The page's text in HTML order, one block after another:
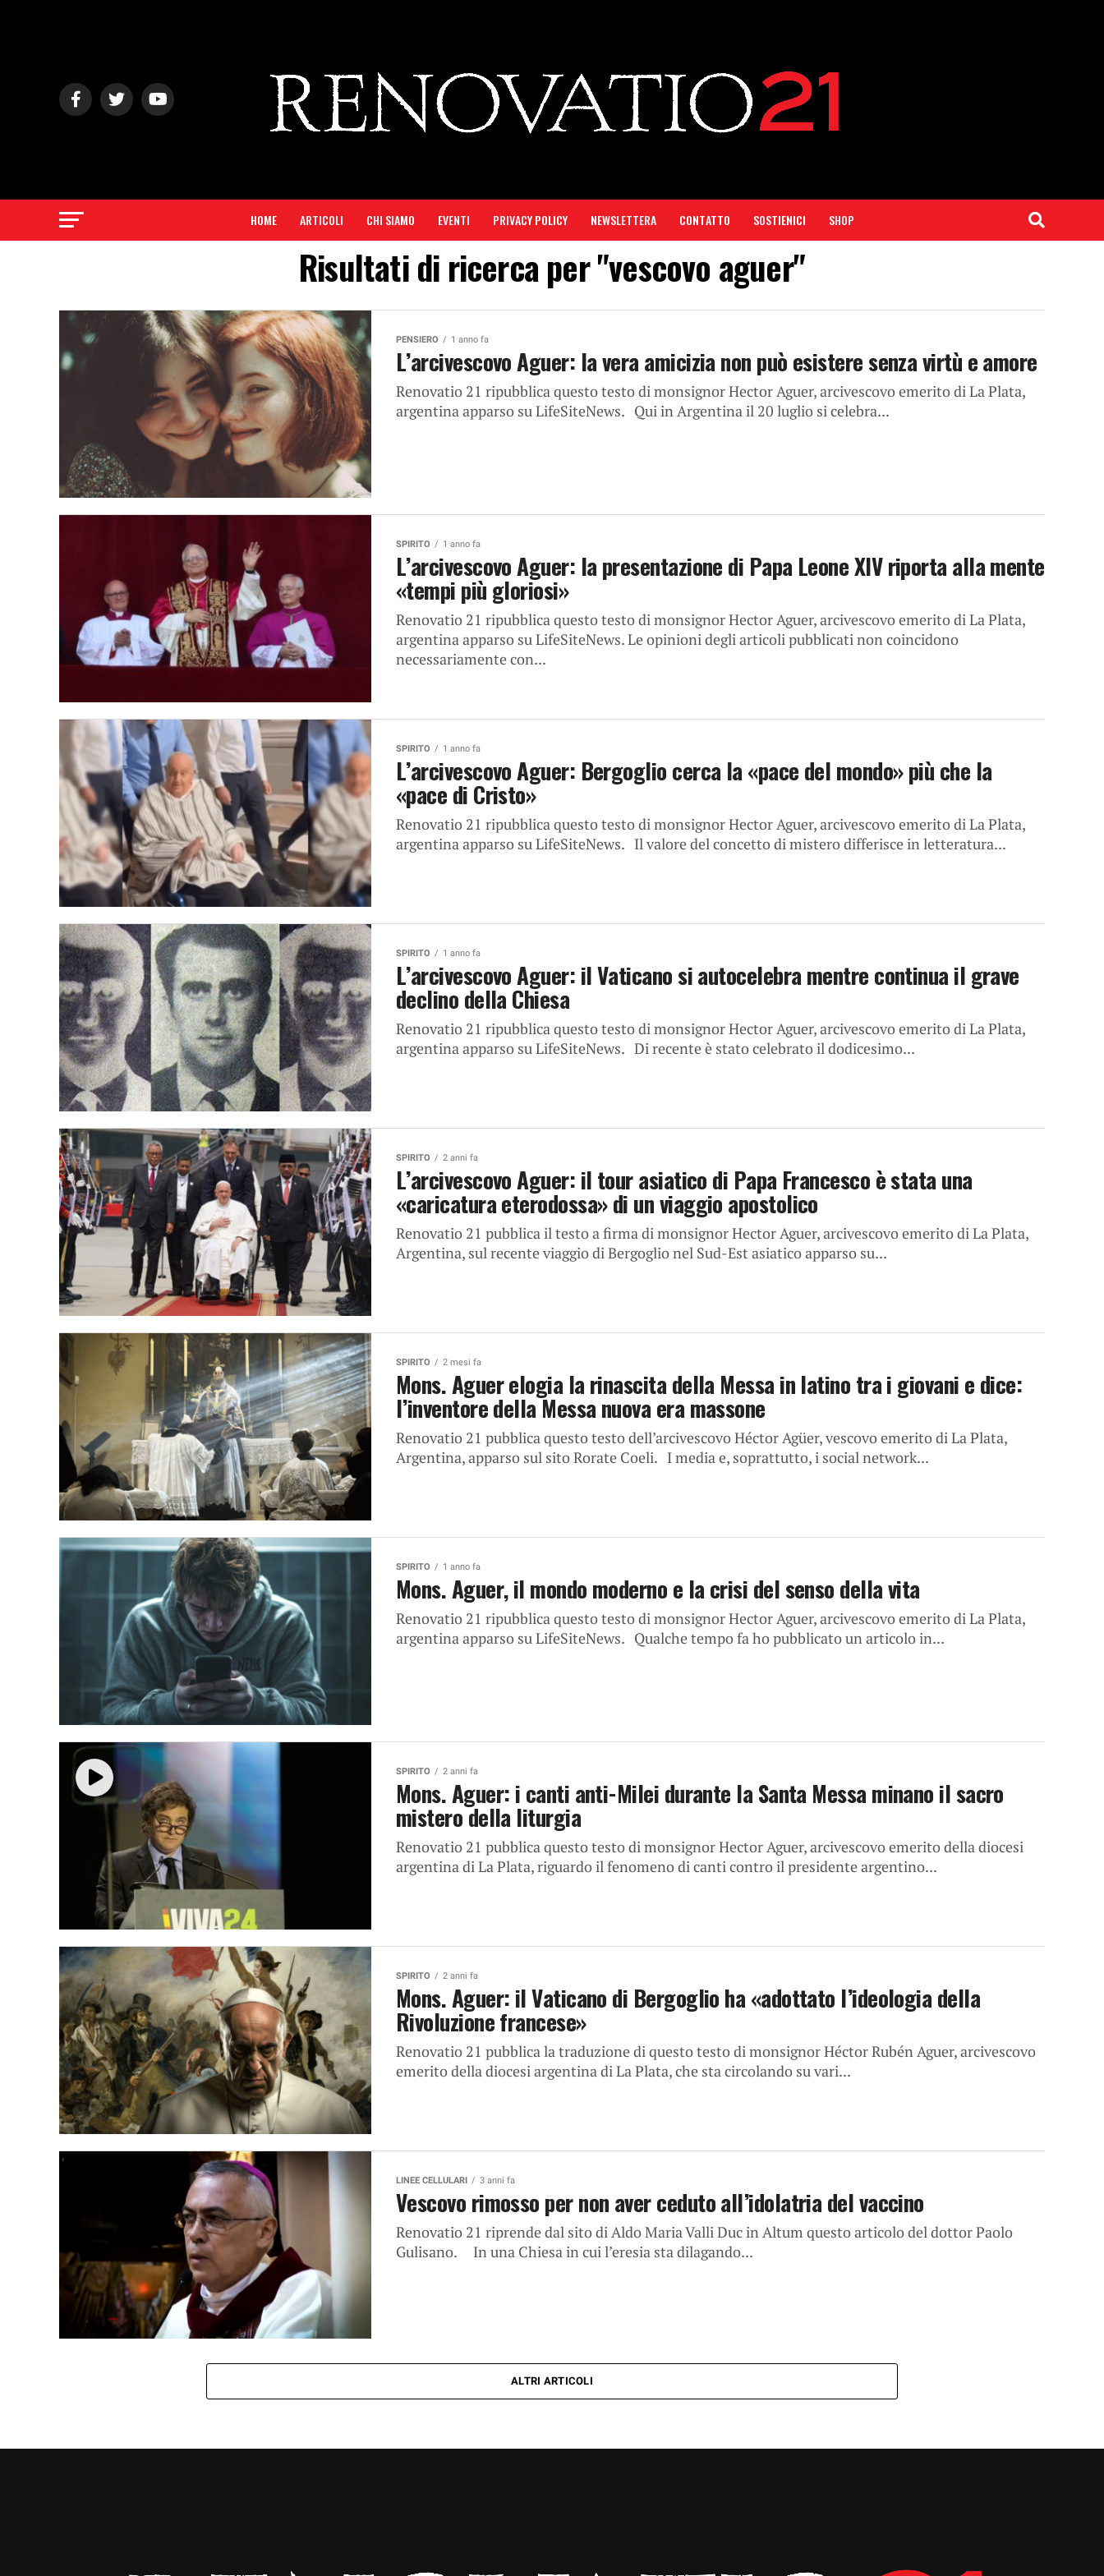
HOME ARTICOLI CHI SIAMO EVENTI PRIVACY POLICY NEWSLETTERA CONTATTO SOSTIENICI SHOP
Risultati di ricerca per "vescovo aguer"
PENSIERO 1 anno fa
L’arcivescovo Aguer: la vera amicizia non può esistere senza virtù e amore
Renovatio 21 ripubblica questo testo di monsignor Hector Aguer, arcivescovo emerito di La Plata,
argentina apparso su LifeSiteNews. Qui in Argentina il 20 luglio si celebra...
SPIRITO 1 anno fa
L’arcivescovo Aguer: la presentazione di Papa Leone XIV riporta alla mente
«tempi più gloriosi»
Renovatio 21 ripubblica questo testo di monsignor Hector Aguer, arcivescovo emerito di La Plata,
argentina apparso su LifeSiteNews. Le opinioni degli articoli pubblicati non coincidono
necessariamente con...
SPIRITO 1 anno fa
L’arcivescovo Aguer: Bergoglio cerca la «pace del mondo» più che la
«pace di Cristo»
Renovatio 21 ripubblica questo testo di monsignor Hector Aguer, arcivescovo emerito di La Plata,
argentina apparso su LifeSiteNews. Il valore del concetto di mistero differisce in letteratura...
SPIRITO 1 anno fa
L’arcivescovo Aguer: il Vaticano si autocelebra mentre continua il grave
declino della Chiesa
Renovatio 21 ripubblica questo testo di monsignor Hector Aguer, arcivescovo emerito di La Plata,
argentina apparso su LifeSiteNews. Di recente è stato celebrato il dodicesimo...
SPIRITO 2 anni fa
L’arcivescovo Aguer: il tour asiatico di Papa Francesco è stata una
«caricatura eterodossa» di un viaggio apostolico
Renovatio 21 pubblica il testo a firma di monsignor Hector Aguer, arcivescovo emerito di La Plata,
Argentina, sul recente viaggio di Bergoglio nel Sud-Est asiatico apparso su...
SPIRITO 2 mesi fa
Mons. Aguer elogia la rinascita della Messa in latino tra i giovani e dice:
l’inventore della Messa nuova era massone
Renovatio 21 pubblica questo testo dell’arcivescovo Héctor Agüer, vescovo emerito di La Plata,
Argentina, apparso sul sito Rorate Coeli. I media e, soprattutto, i social network...
SPIRITO 1 anno fa
Mons. Aguer, il mondo moderno e la crisi del senso della vita
Renovatio 21 ripubblica questo testo di monsignor Hector Aguer, arcivescovo emerito di La Plata,
argentina apparso su LifeSiteNews. Qualche tempo fa ho pubblicato un articolo in...
SPIRITO 2 anni fa
Mons. Aguer: i canti anti-Milei durante la Santa Messa minano il sacro
mistero della liturgia
Renovatio 21 pubblica questo testo di monsignor Hector Aguer, arcivescovo emerito della diocesi
argentina di La Plata, riguardo il fenomeno di canti contro il presidente argentino...
SPIRITO 2 anni fa
Mons. Aguer: il Vaticano di Bergoglio ha «adottato l’ideologia della
Rivoluzione francese»
Renovatio 21 pubblica la traduzione di questo testo di monsignor Héctor Rubén Aguer, arcivescovo
emerito della diocesi argentina di La Plata, che sta circolando su vari...
LINEE CELLULARI 3 anni fa
Vescovo rimosso per non aver ceduto all’idolatria del vaccino
Renovatio 21 riprende dal sito di Aldo Maria Valli Duc in Altum questo articolo del dottor Paolo
Gulisano. In una Chiesa in cui l’eresia sta dilagando...
ALTRI ARTICOLI